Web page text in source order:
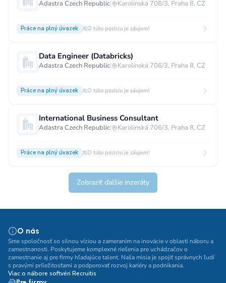
Adastra Czech Republic| Karolinská 706/3, Praha 8, CZ
Práce na plný úvazek O túto pozíciu je záujem!
Data Engineer (Databricks)
Adastra Czech Republic| Karolinská 706/3, Praha 8, CZ
Práce na plný úvazek O túto pozíciu je záujem!
International Business Consultant
Adastra Czech Republic| Karolinská 706/3, Praha 8, CZ
Práce na plný úvazek O túto pozíciu je záujem!
Zobraziť ďalšie inzeráty
O nás
Sme spoločnosť so silnou víziou a zameraním na inovácie v oblasti náboru a
zamestnanosti. Poskytujeme komplexné riešenia pre uchádzačov o
zamestnanie aj pre firmy hľadajúce talent. Naša misia je spojiť správnych ľudí
s pravými príležitosťami a podporovať rozvoj kariéry a podnikania.
Viac o nábore softvéri Recruitis